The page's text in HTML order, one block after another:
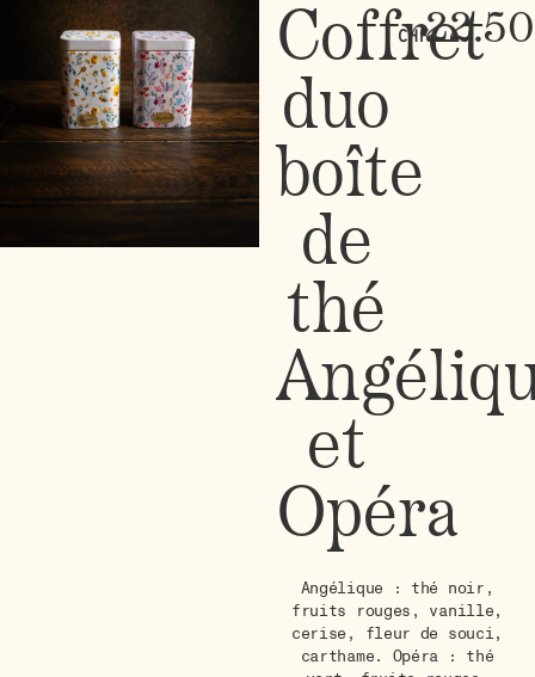
Coffret
duo
boîte
de
thé
et
Opéra
CHF22.50
Angélique : thé noir,
fruits rouges, vanille,
cerise, fleur de souci,
carthame. Opéra : thé